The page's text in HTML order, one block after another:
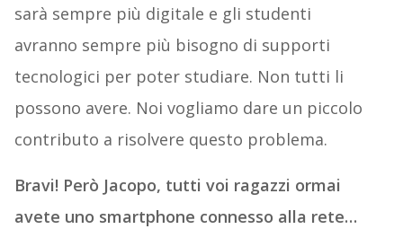
sarà sempre più digitale e gli studenti
avranno sempre più bisogno di supporti
tecnologici per poter studiare. Non tutti li
possono avere. Noi vogliamo dare un piccolo
contributo a risolvere questo problema.
Bravi! Però Jacopo, tutti voi ragazzi ormai
avete uno smartphone connesso alla rete…